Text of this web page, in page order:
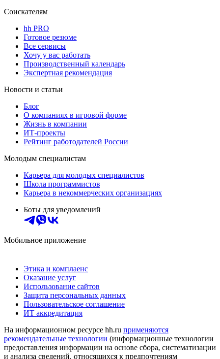
Соискателям
hh PRO
Готовое резюме
Все сервисы
Хочу у вас работать
Производственный календарь
Экспертная рекомендация
Новости и статьи
Блог
О компаниях в игровой форме
Жизнь в компании
ИТ-проекты
Рейтинг работодателей России
Молодым специалистам
Карьера для молодых специалистов
Школа программистов
Карьера в некоммерческих организациях
Боты для уведомлений
Мобильное приложение
Этика и комплаенс
Оказание услуг
Использование сайтов
Защита персональных данных
Пользовательское соглашение
ИТ аккредитация
На информационном ресурсе hh.ru применяются
рекомендательные технологии (информационные технологии
предоставления информации на основе сбора, систематизации
и анализа сведений, относящихся к предпочтениям